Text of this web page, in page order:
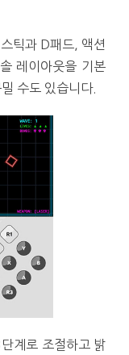
틱과 D패드, 액션
레이아웃을 기본
수도 있습니다.
계로 조절하고 밝